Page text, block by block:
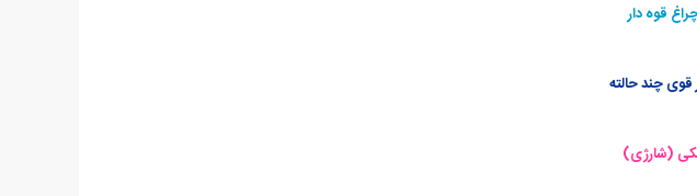
قوه دار
(شارژی)